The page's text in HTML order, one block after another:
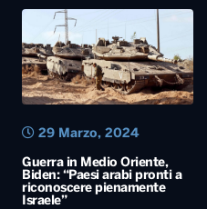
Guerra in Medio Oriente,
Biden: “Paesi arabi pronti a
riconoscere pienamente
Israele”
29 Marzo, 2024